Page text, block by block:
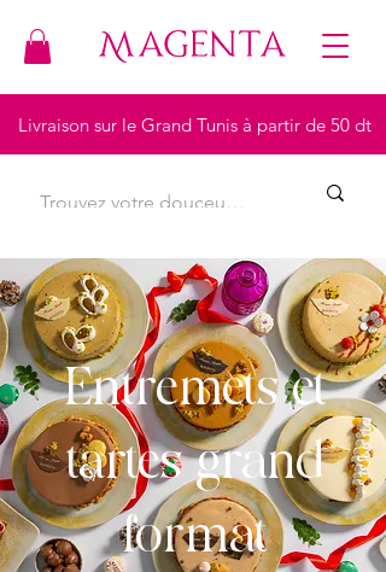
Livraison sur le Grand Tunis à partir de 50 dt
Entremets et
tartes grand
format